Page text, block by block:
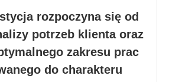
rozpoczyna się od
potrzeb klienta oraz
zakresu prac
do charakteru